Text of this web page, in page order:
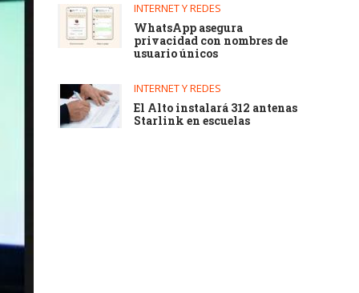
INTERNET Y REDES
WhatsApp asegura
privacidad con nombres de
usuario únicos
INTERNET Y REDES
El Alto instalará 312 antenas
Starlink en escuelas